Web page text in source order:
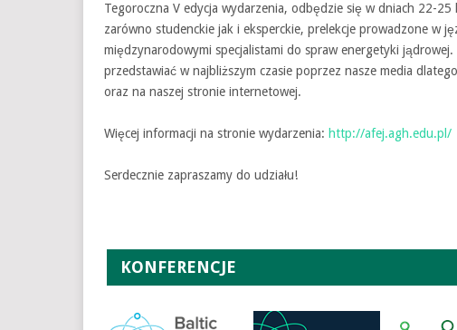
Tegoroczna V edycja wydarzenia, odbędzie się w dniach 22-
zarówno studenckie jak i eksperckie, prelekcje prowadzone w
międzynarodowymi specjalistami do spraw energetyki
przedstawiać w najbliższym czasie poprzez nasze media
oraz na naszej stronie internetowej.
Więcej informacji na stronie wydarzenia: http://afej.agh.edu.pl/
Serdecznie zapraszamy do udziału!
KONFERENCJE